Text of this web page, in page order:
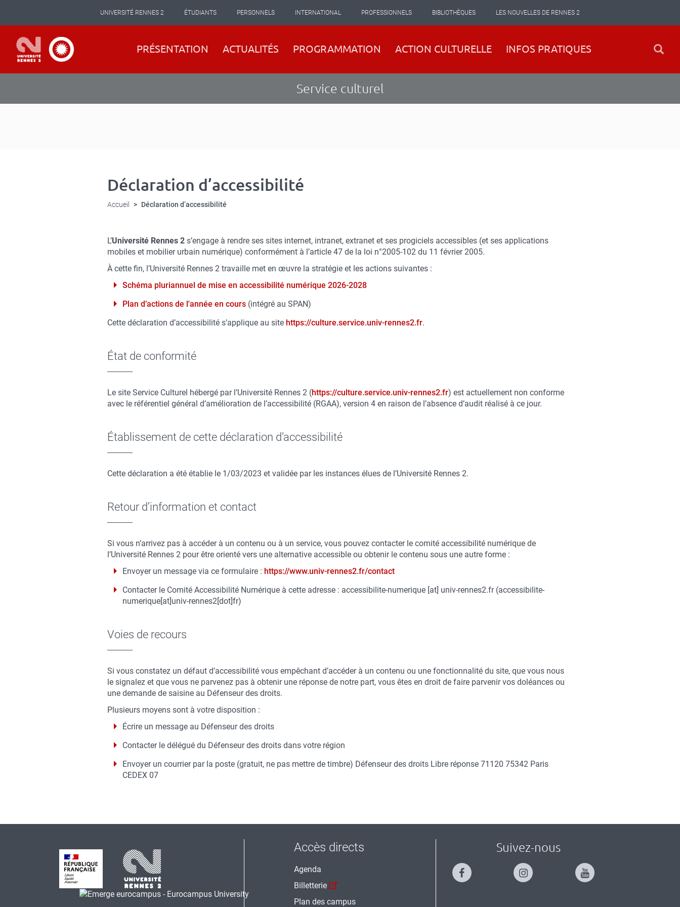
contenu
principal
UNIVERSITÉ RENNES 2 ÉTUDIANTS PERSONNELS INTERNATIONAL PROFESSIONNELS BIBLIOTHÈQUES LES NOUVELLES DE RENNES 2
Navigation
PRÉSENTATION ACTUALITÉS PROGRAMMATION ACTION CULTURELLE INFOS PRATIQUES
Service culturel
Déclaration d’accessibilité
Accueil Déclaration d’accessibilité
L’Université Rennes 2 s’engage à rendre ses sites internet, intranet, extranet et ses progiciels accessibles (et ses applications
mobiles et mobilier urbain numérique) conformément à l’article 47 de la loi n°2005-102 du 11 février 2005.
À cette fin, l’Université Rennes 2 travaille met en œuvre la stratégie et les actions suivantes :
Schéma pluriannuel de mise en accessibilité numérique 2026-2028
Plan d’actions de l'année en cours (intégré au SPAN)
Cette déclaration d’accessibilité s’applique au site https://culture.service.univ-rennes2.fr.
État de conformité
Le site Service Culturel hébergé par l’Université Rennes 2 (https://culture.service.univ-rennes2.fr) est actuellement non conforme
avec le référentiel général d’amélioration de l’accessibilité (RGAA), version 4 en raison de l’absence d’audit réalisé à ce jour.
Établissement de cette déclaration d’accessibilité
Cette déclaration a été établie le 1/03/2023 et validée par les instances élues de l’Université Rennes 2.
Retour d’information et contact
Si vous n’arrivez pas à accéder à un contenu ou à un service, vous pouvez contacter le comité accessibilité numérique de
l’Université Rennes 2 pour être orienté vers une alternative accessible ou obtenir le contenu sous une autre forme :
Envoyer un message via ce formulaire : https://www.univ-rennes2.fr/contact
Contacter le Comité Accessibilité Numérique à cette adresse : accessibilite-numerique [at] univ-rennes2.fr(accessibilite-
numerique[at]univ-rennes2[dot]fr)
Voies de recours
Si vous constatez un défaut d’accessibilité vous empêchant d’accéder à un contenu ou une fonctionnalité du site, que vous nous
le signalez et que vous ne parvenez pas à obtenir une réponse de notre part, vous êtes en droit de faire parvenir vos doléances ou
une demande de saisine au Défenseur des droits.
Plusieurs moyens sont à votre disposition :
Écrire un message au Défenseur des droits
Contacter le délégué du Défenseur des droits dans votre région
Envoyer un courrier par la poste (gratuit, ne pas mettre de timbre) Défenseur des droits Libre réponse 71120 75342 Paris
CEDEX 07
Accès directs
Agenda
Billetterie
Plan des campus
Suivez-nous